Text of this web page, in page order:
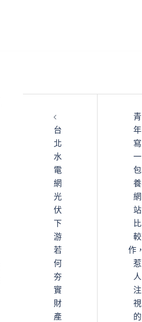
台
北
水
電
網
光
伏
下
游
若
何
夯
實
財
產
青
年
寫
一
包
養
網
站
比
較
作，
惹
人
注
視
的